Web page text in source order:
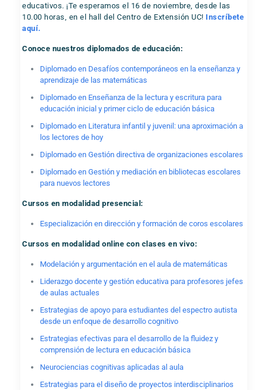
educativos. ¡Te esperamos el 16 de noviembre, desde las
10.00 horas, en el hall del Centro de Extensión UC! Inscríbete
aquí.
Conoce nuestros diplomados de educación:
Diplomado en Desafíos contemporáneos en la enseñanza y
aprendizaje de las matemáticas
Diplomado en Enseñanza de la lectura y escritura para
educación inicial y primer ciclo de educación básica
Diplomado en Literatura infantil y juvenil: una aproximación a
los lectores de hoy
Diplomado en Gestión directiva de organizaciones escolares
Diplomado en Gestión y mediación en bibliotecas escolares
para nuevos lectores
Cursos en modalidad presencial:
Especialización en dirección y formación de coros escolares
Cursos en modalidad online con clases en vivo:
Modelación y argumentación en el aula de matemáticas
Liderazgo docente y gestión educativa para profesores jefes
de aulas actuales
Estrategias de apoyo para estudiantes del espectro autista
desde un enfoque de desarrollo cognitivo
Estrategias efectivas para el desarrollo de la fluidez y
comprensión de lectura en educación básica
Neurociencias cognitivas aplicadas al aula
Estrategias para el diseño de proyectos interdisciplinarios